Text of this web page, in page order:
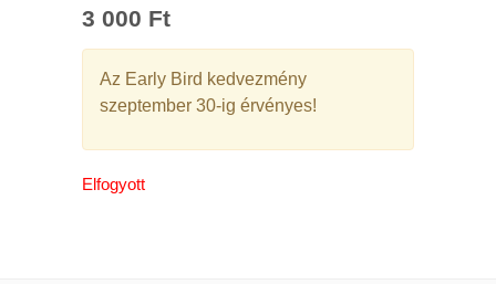
3 000 Ft
Az Early Bird kedvezmény
szeptember 30-ig érvényes!
Elfogyott